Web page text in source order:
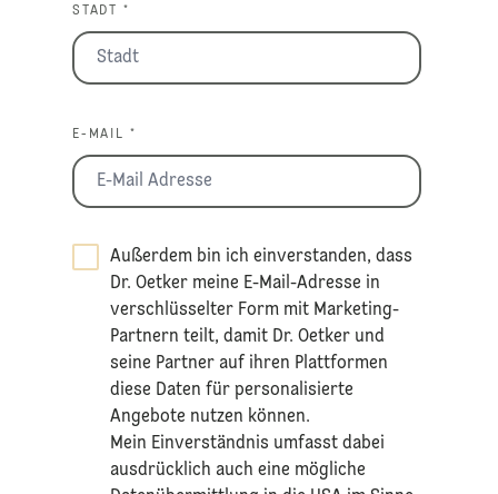
STADT *
E-MAIL *
Außerdem bin ich einverstanden, dass
Dr. Oetker meine E-Mail-Adresse in
verschlüsselter Form mit Marketing-
Partnern teilt, damit Dr. Oetker und
seine Partner auf ihren Plattformen
diese Daten für personalisierte
Angebote nutzen können.
Mein Einverständnis umfasst dabei
ausdrücklich auch eine mögliche